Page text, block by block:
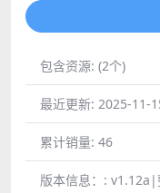
包含资源: (2个)
最近更新: 2025-11-
累计销量: 46
版本信息：: v1.12a|